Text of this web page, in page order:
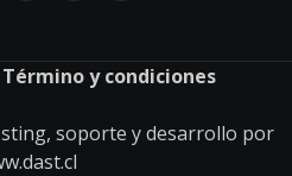
Término y condiciones
soporte y desarrollo por